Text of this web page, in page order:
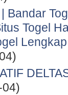
Bandar
Togel